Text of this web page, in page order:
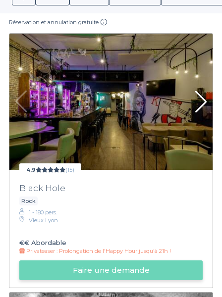
Réservation et annulation gratuite
4,9 (15)
Black Hole
Rock
1 - 180 pers.
Vieux Lyon
€€ Abordable
Privateaser : Prolongation de l'Happy Hour jusqu'à 21h !
Faire une demande